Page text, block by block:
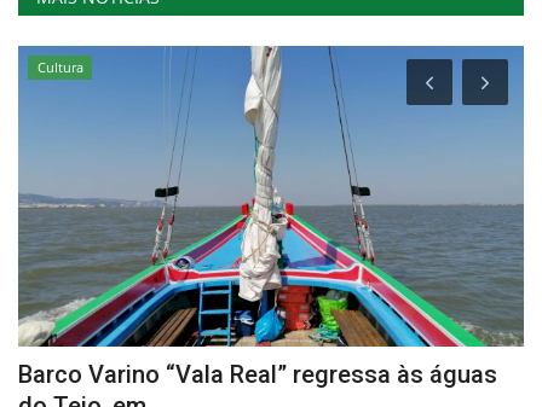
Cultura
Barco Varino “Vala Real” regressa às águas